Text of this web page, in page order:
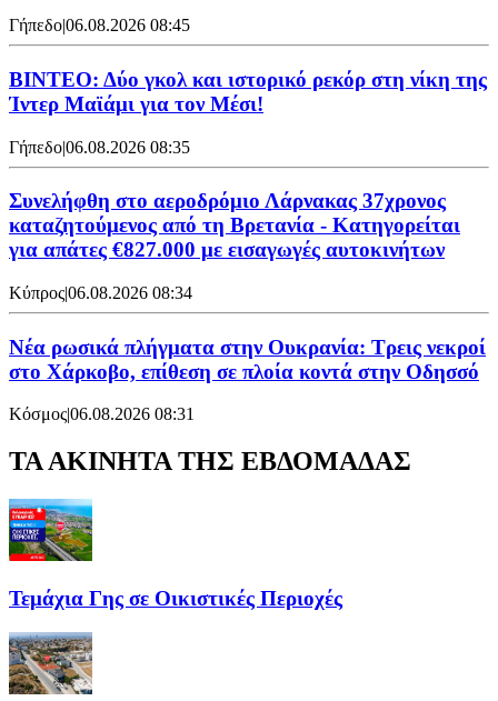
Γήπεδο|06.08.2026 08:45
ΒΙΝΤΕΟ: Δύο γκολ και ιστορικό ρεκόρ στη νίκη της
Ίντερ Μαϊάμι για τον Μέσι!
Γήπεδο|06.08.2026 08:35
Συνελήφθη στο αεροδρόμιο Λάρνακας 37χρονος
καταζητούμενος από τη Βρετανία - Κατηγορείται
για απάτες €827.000 με εισαγωγές αυτοκινήτων
Κύπρος|06.08.2026 08:34
Νέα ρωσικά πλήγματα στην Ουκρανία: Τρεις νεκροί
στο Χάρκοβο, επίθεση σε πλοία κοντά στην Οδησσό
Κόσμος|06.08.2026 08:31
ΤΑ ΑΚΙΝΗΤΑ ΤΗΣ ΕΒΔΟΜΑΔΑΣ
Τεμάχια Γης σε Οικιστικές Περιοχές